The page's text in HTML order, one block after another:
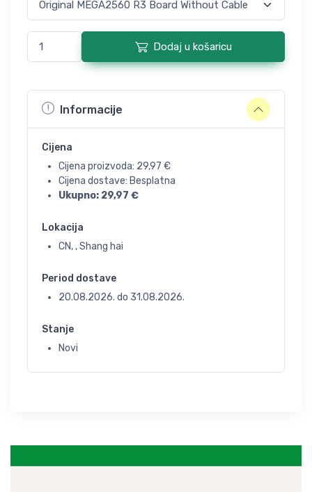
Dodaj u košaricu
Informacije
Cijena
Cijena proizvoda: 29,97 €
Cijena dostave: Besplatna
Ukupno: 29,97 €
Lokacija
CN, , Shang hai
Period dostave
20.08.2026. do 31.08.2026.
Stanje
Novi